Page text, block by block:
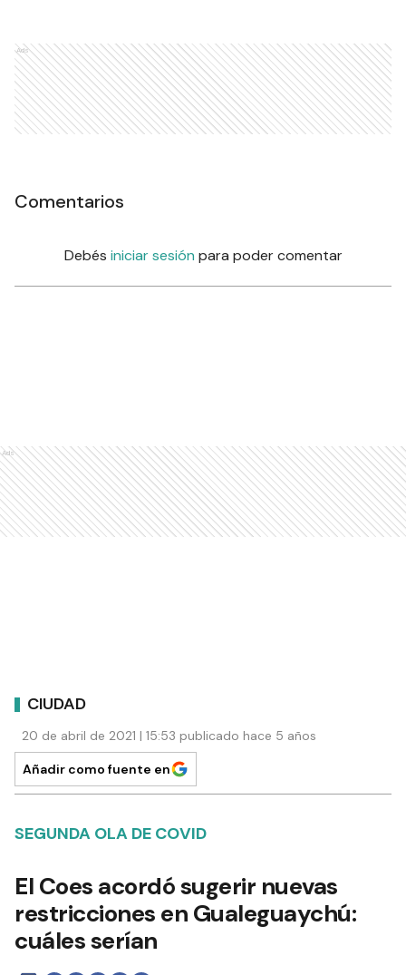
Ads
Comentarios
Debés iniciar sesión para poder comentar
Ads
CIUDAD
20 de abril de 2021 | 15:53 publicado hace 5 años
Añadir como fuente en
SEGUNDA OLA DE COVID
El Coes acordó sugerir nuevas
restricciones en Gualeguaychú:
cuáles serían